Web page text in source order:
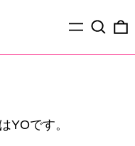
MenuSearch
YOです。